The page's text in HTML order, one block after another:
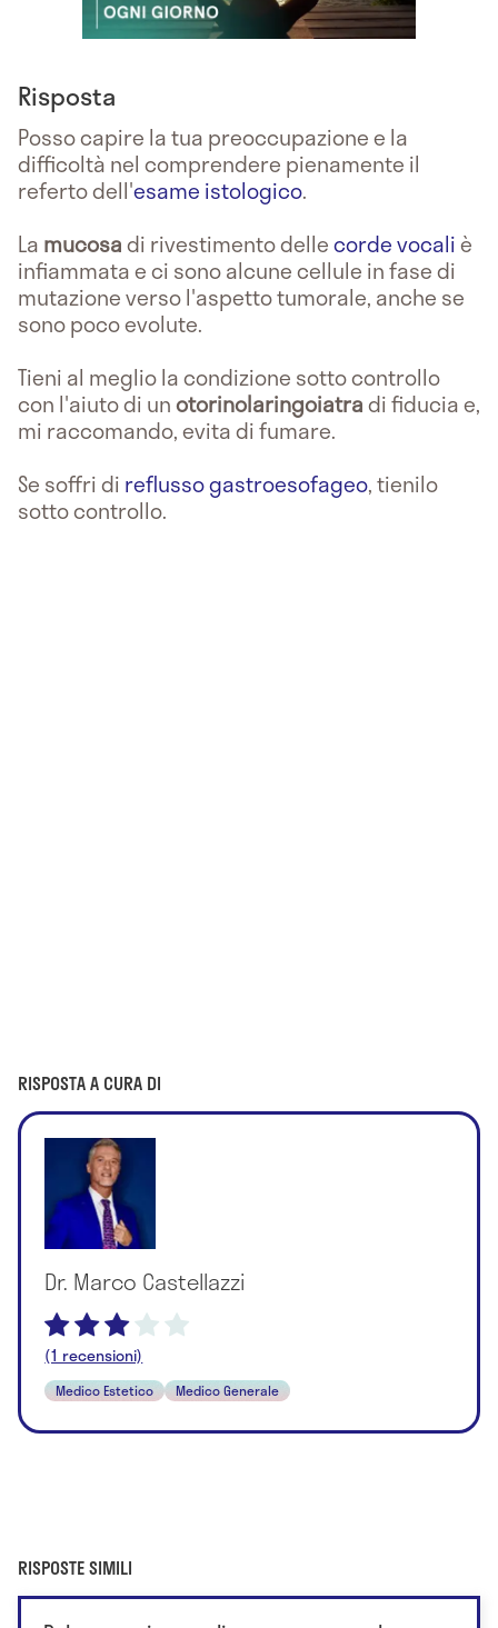
Risposta
Posso capire la tua preoccupazione e la
difficoltà nel comprendere pienamente il
referto dell'esame istologico.
La mucosadi rivestimento dellecorde vocaliè
infiammata e ci sono alcune cellule in fase di
mutazione verso l'aspetto tumorale, anche se
sono poco evolute.
Tieni al meglio la condizione sotto controllo
con l'aiuto di unotorinolaringoiatradi fiducia e,
mi raccomando, evita di fumare.
Se soffri di reflusso gastroesofageo, tienilo
sotto controllo.
RISPOSTA A CURA DI
Dr. Marco Castellazzi
(1 recensioni)
Medico Estetico Medico Generale
RISPOSTE SIMILI